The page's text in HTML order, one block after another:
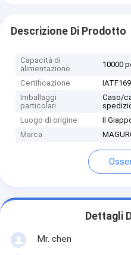
Descrizione Di Prodotto
Capacità di
alimentazione
10000
Certificazione
Imballaggi
particolari
Caso/
Luogo di origine
Il
Marca
Dettagli
Mr. chen